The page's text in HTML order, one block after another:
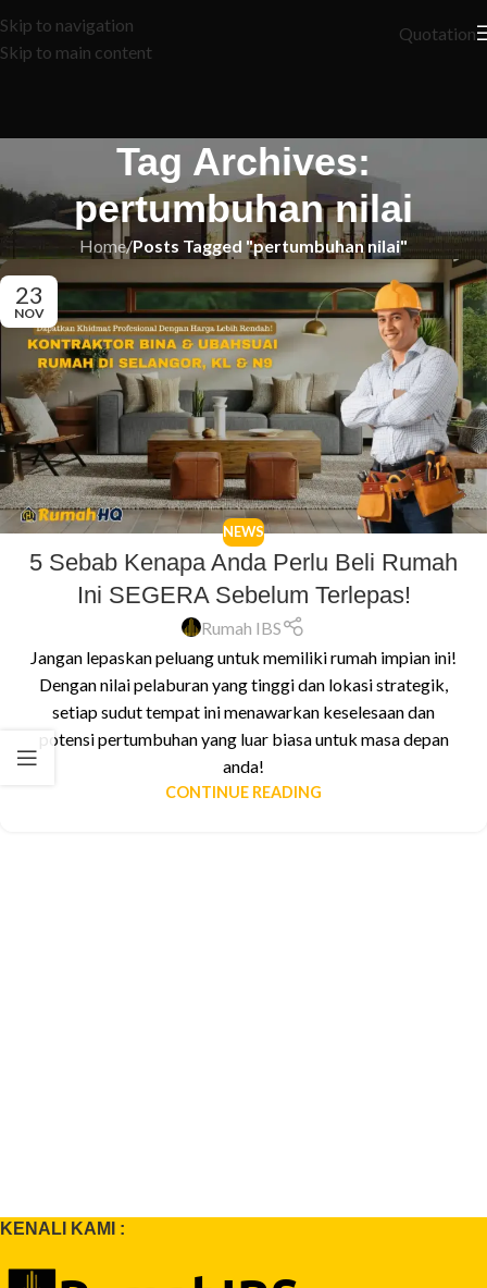
Skip to navigation
Skip to main content
Quotation
Tag Archives:
pertumbuhan nilai
Home/Posts Tagged "pertumbuhan nilai"
23
NOV
NEWS
5 Sebab Kenapa Anda Perlu Beli Rumah
Ini SEGERA Sebelum Terlepas!
Rumah IBS
Jangan lepaskan peluang untuk memiliki rumah impian ini!
Dengan nilai pelaburan yang tinggi dan lokasi strategik,
setiap sudut tempat ini menawarkan keselesaan dan
potensi pertumbuhan yang luar biasa untuk masa depan
anda!
CONTINUE READING
KENALI KAMI :